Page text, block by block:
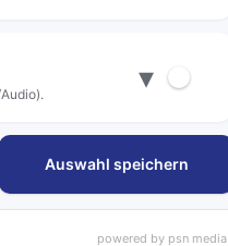
Tickets & Tarife
Deutschlandticket
▾
Auswahl speichern
powered by psn media